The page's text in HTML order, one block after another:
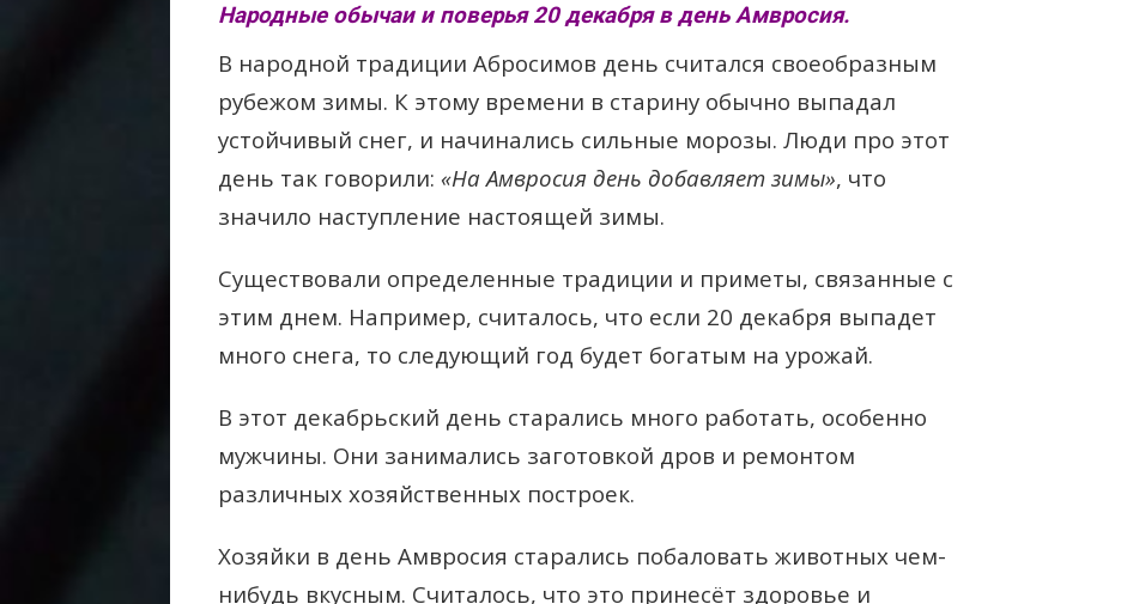
Народные обычаи и поверья 20 декабря в день Амвросия.
В народной традиции Абросимов день считался своеобразным
рубежом зимы. К этому времени в старину обычно выпадал
устойчивый снег, и начинались сильные морозы. Люди про этот
день так говорили: «На Амвросия день добавляет зимы», что
значило наступление настоящей зимы.
Существовали определенные традиции и приметы, связанные с
этим днем. Например, считалось, что если 20 декабря выпадет
много снега, то следующий год будет богатым на урожай.
В этот декабрьский день старались много работать, особенно
мужчины. Они занимались заготовкой дров и ремонтом
различных хозяйственных построек.
Хозяйки в день Амвросия старались побаловать животных чем-
нибудь вкусным. Считалось, что это принесёт здоровье и